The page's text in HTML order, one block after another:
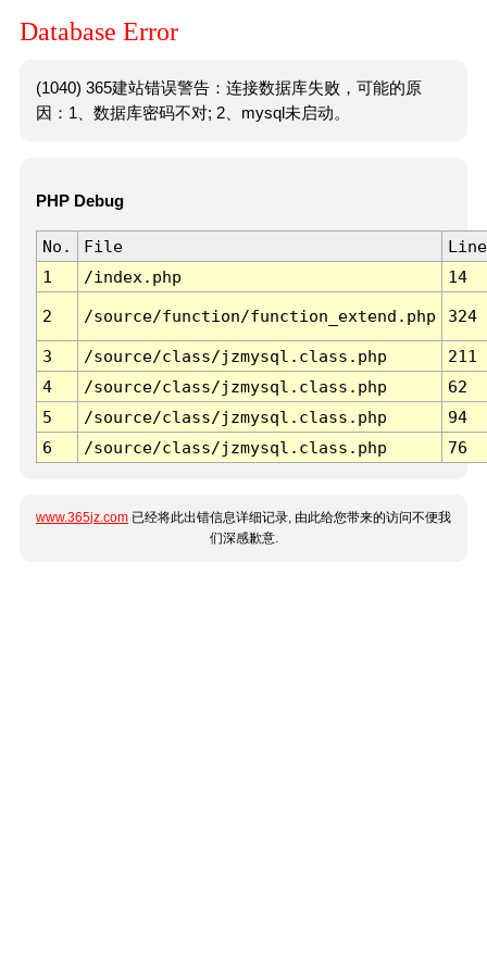
Database Error
(1040) 365建站错误警告：连接数据库失败，可能的原
因：1、数据库密码不对; 2、mysql未启动。
PHP Debug
No. File
Line
1
/index.php 14
2 /source/function/function_extend.php 324
3 /source/class/jzmysql.class.php
211
4
/source/class/jzmysql.class.php
62
5
/source/class/jzmysql.class.php
94
6
/source/class/jzmysql.class.php 76
www.365jz.com 已经将此出错信息详细记录, 由此给您带来的访问不便我
们深感歉意.